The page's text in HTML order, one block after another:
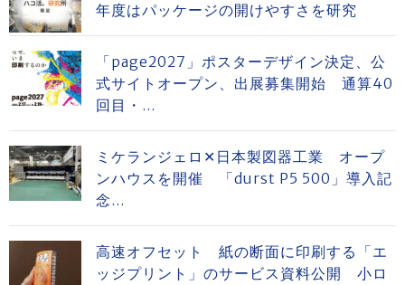
年度はパッケージの開けやすさを研究
「page2027」ポスターデザイン決定、公
式サイトオープン、出展募集開始 通算40
回目・...
ミケランジェロ✕日本製図器工業 オープ
ンハウスを開催 「durst P5 500」導入記
念...
高速オフセット 紙の断面に印刷する「エ
ッジプリント」のサービス資料公開 小ロ